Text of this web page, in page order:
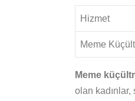
Hizmet
Meme
Meme
olan kadınlar,